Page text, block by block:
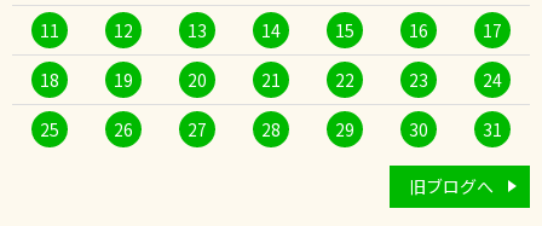
11 12 13 14 15 16 17
18 19 20 21 22 23 24
25 26 27 28 29 30 31
旧ブログへ